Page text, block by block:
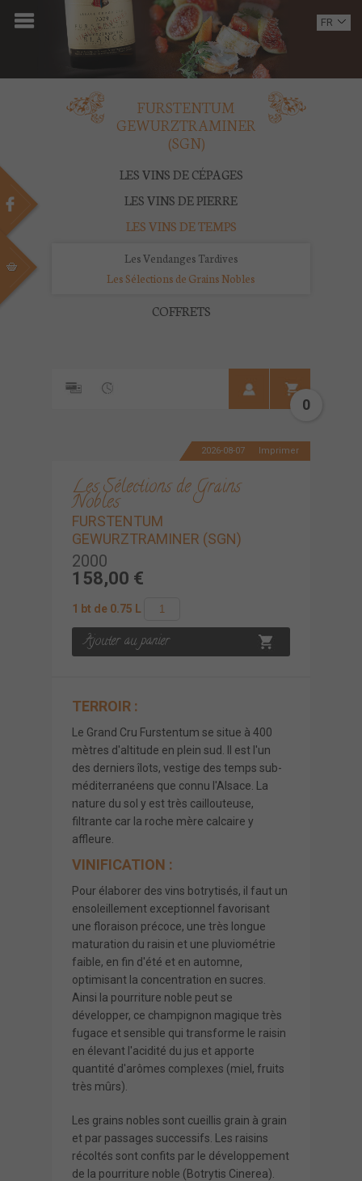
ACCUEIL
DOMAINE
VINS
BOUTIQUE
MULTIMEDIA
PARTENAIRES
FR
FURSTENTUM
GEWURZTRAMINER
(SGN)
LES VINS DE CÉPAGES
LES VINS DE PIERRE
LES VINS DE TEMPS
Les Vendanges Tardives
Les Sélections de Grains Nobles
COFFRETS
0
2026-08-07 Imprimer
Les Sélections de Grains
Nobles
FURSTENTUM
GEWURZTRAMINER (SGN)
2000
158,00 €
1 bt de 0.75 L
TERROIR :
Le Grand Cru Furstentum se situe à 400
mètres d'altitude en plein sud. Il est l'un
des derniers îlots, vestige des temps sub-
méditerranéens que connu l'Alsace. La
nature du sol y est très caillouteuse,
filtrante car la roche mère calcaire y
affleure.
VINIFICATION :
Pour élaborer des vins botrytisés, il faut un
ensoleillement exceptionnel favorisant
une floraison précoce, une très longue
maturation du raisin et une pluviométrie
faible, en fin d'été et en automne,
optimisant la concentration en sucres.
Ainsi la pourriture noble peut se
développer, ce champignon magique très
fugace et sensible qui transforme le raisin
en élevant l'acidité du jus et apporte
quantité d'arômes complexes (miel, fruits
très mûrs).
Les grains nobles sont cueillis grain à grain
et par passages successifs. Les raisins
récoltés sont confits par le développement
de la pourriture noble (Botrytis Cinerea).